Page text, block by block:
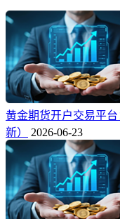
黄金期货开户交易平
新）
2026-06-23